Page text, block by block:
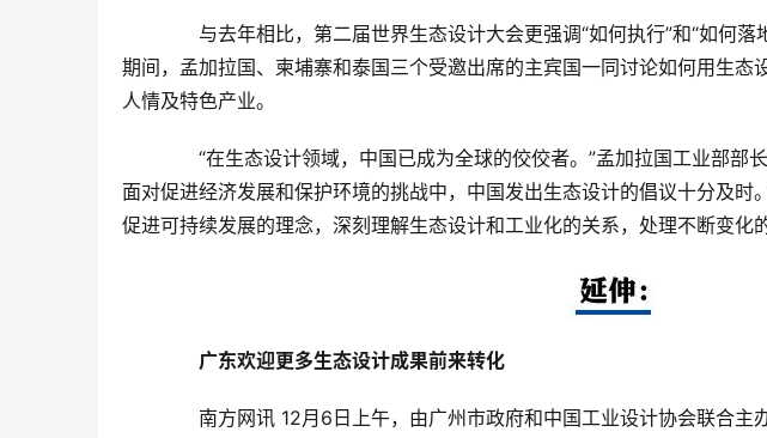
与去年相比，第二届世界生态设计大会更强调“如何执行”和“如何落
期间，孟加拉国、柬埔寨和泰国三个受邀出席的主宾国一同讨论如何用生态
人情及特色产业。
“在生态设计领域，中国已成为全球的佼佼者。”孟加拉国工业部部长
面对促进经济发展和保护环境的挑战中，中国发出生态设计的倡议十分及时
促进可持续发展的理念，深刻理解生态设计和工业化的关系，处理不断变化
广东欢迎更多生态设计成果前来转化
南方网讯 12月6日上午，由广州市政府和中国工业设计协会联合主